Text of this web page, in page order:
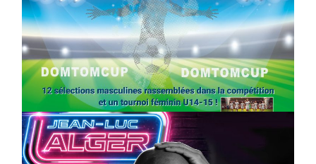
SPORT COMPÉTITIONS FOOTBALL JEUNESSE & SPORTS
Foot : la DTC 2026 approche
On03/04/2026byWebmaster2Risi